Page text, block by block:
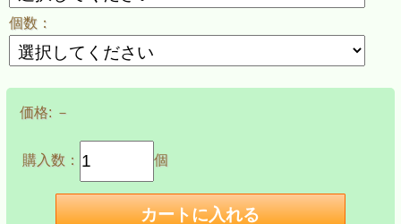
個数：
価格:－
購入数： 個